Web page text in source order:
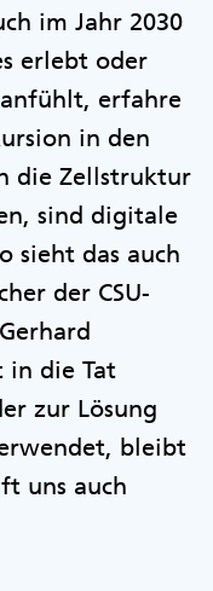
im Jahr 2030
erlebt oder
erfahre
in den
die Zellstruktur
sind digitale
sieht das auch
der CSU-
in die Tat
zur Lösung
bleibt
uns auch